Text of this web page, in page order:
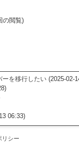
の閲覧)
ーを移行したい(2025-02-
06:33)
リシー